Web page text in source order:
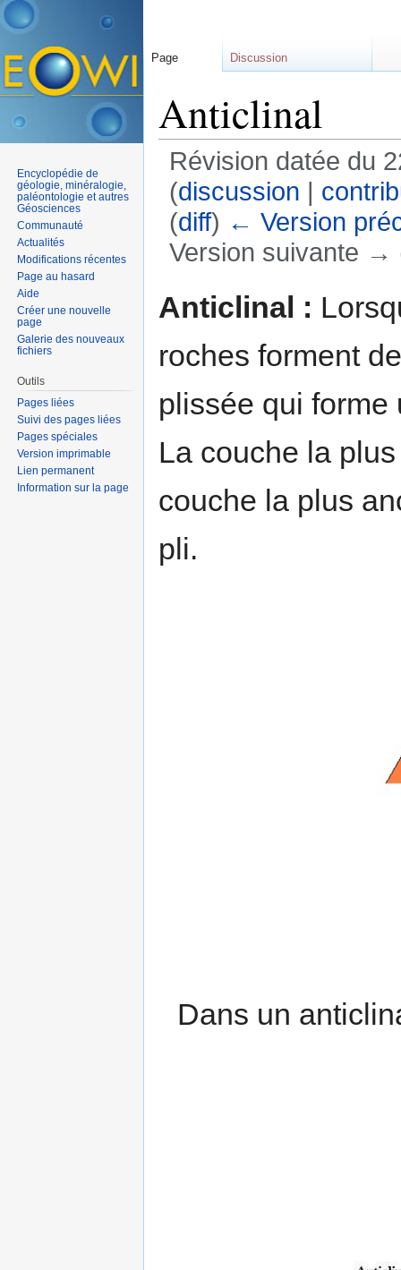
Anticlinal
Révision datée du
(discussion |
(diff) ← Version
Version suivante →
Anticlinal :
roches forment
plissée qui forme
La couche la
couche la plus
pli.
Dans un
Page Discussion
Encyclopédie de
géologie, minéralogie,
paléontologie et autres
Géosciences
Communauté
Actualités
Modifications récentes
Page au hasard
Aide
Créer une nouvelle
page
Galerie des nouveaux
fichiers
Outils
Pages liées
Suivi des pages liées
Pages spéciales
Version imprimable
Lien permanent
Information sur la page